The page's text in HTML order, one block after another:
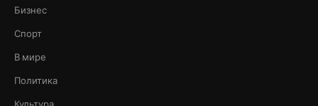
Бизнес
Спорт
В мире
Политика